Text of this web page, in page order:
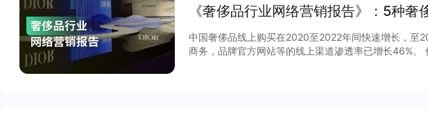
《奢侈品行业网络营销报告》：5种奢
中国奢侈品线上购买在2020至2022年间快速增长，至
商务，品牌官方网站等的线上渠道渗透率已增长46%。 伴随消费行为进一步线上化，奢侈品品